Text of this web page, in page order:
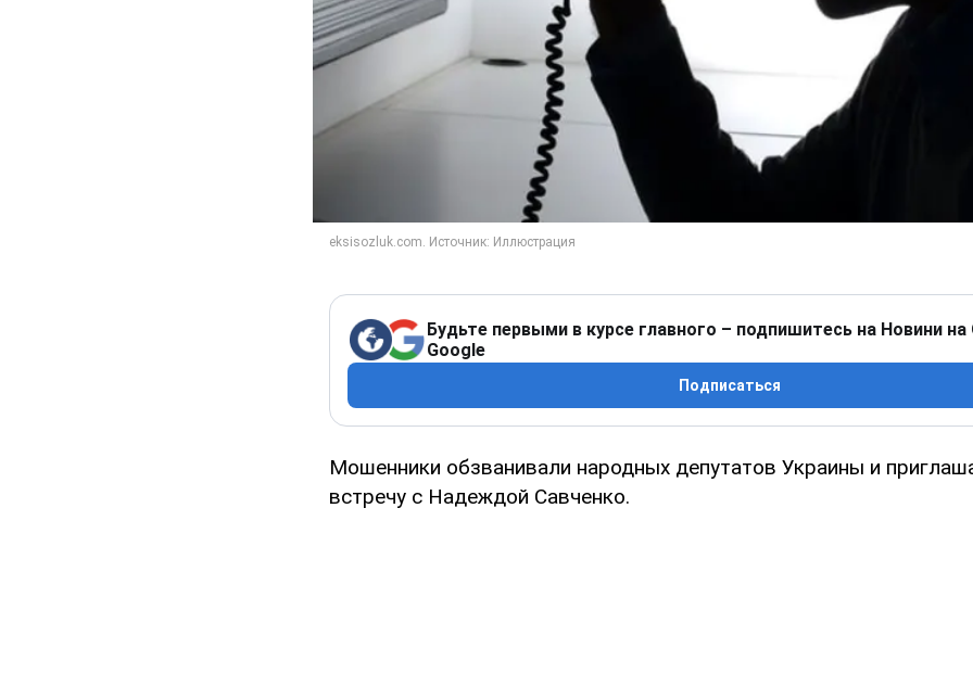
Будьте первыми в курсе главного – подпишитесь на Новини на
Google
Подписаться
Мошенники обзванивали народных депутатов Украины и
встречу с Надеждой Савченко.